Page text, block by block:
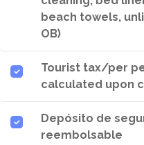
beach towels,
OB)
Tourist tax/per
calculated upon
Depósito de
reembolsable